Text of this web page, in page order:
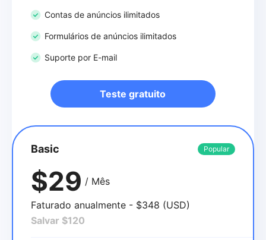
Contas de anúncios ilimitados
Formulários de anúncios ilimitados
Suporte por E-mail
Teste gratuito
Basic Popular
$29 / Mês
Faturado anualmente - $348 (USD)
Salvar $120